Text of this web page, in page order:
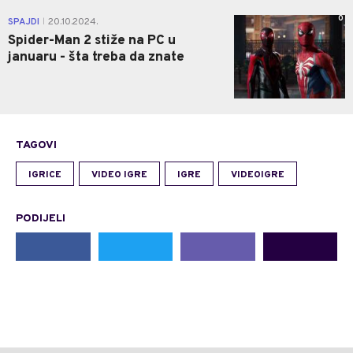
SPAJDI 20.10.2024.
Spider-Man 2 stiže na PC u
januaru - šta treba da znate
0
TAGOVI
IGRICE VIDEO IGRE IGRE VIDEOIGRE
PODIJELI